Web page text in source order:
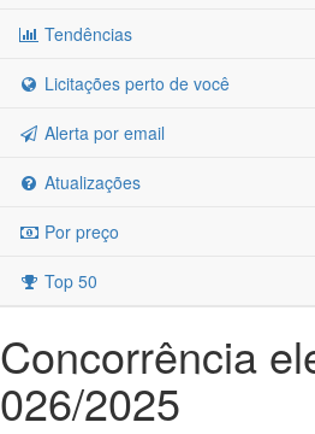
Tendências
Licitações perto de você
Alerta por email
Atualizações
Por preço
Top 50
Concorrência
026/2025